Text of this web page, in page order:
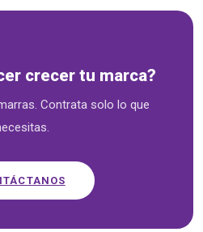
crecer tu marca?
Contrata solo lo que